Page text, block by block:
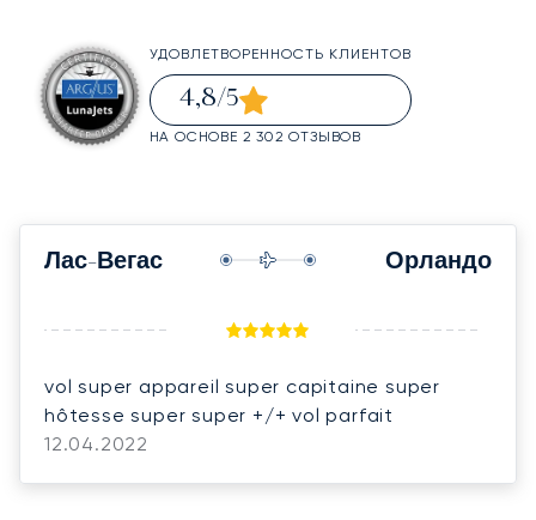
УДОВЛЕТВОРЕННОСТЬ КЛИЕНТОВ
4,8/5
НА ОСНОВЕ 2 302 ОТЗЫВОВ
Лас-Вегас Орландо
vol super appareil super capitaine super
hôtesse super super +/+ vol parfait
12.04.2022